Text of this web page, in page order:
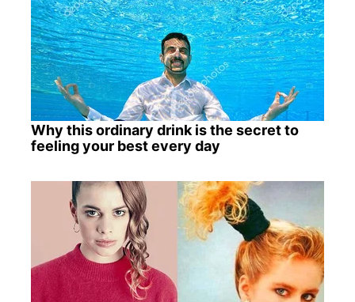
Why this ordinary drink is the secret to
feeling your best every day